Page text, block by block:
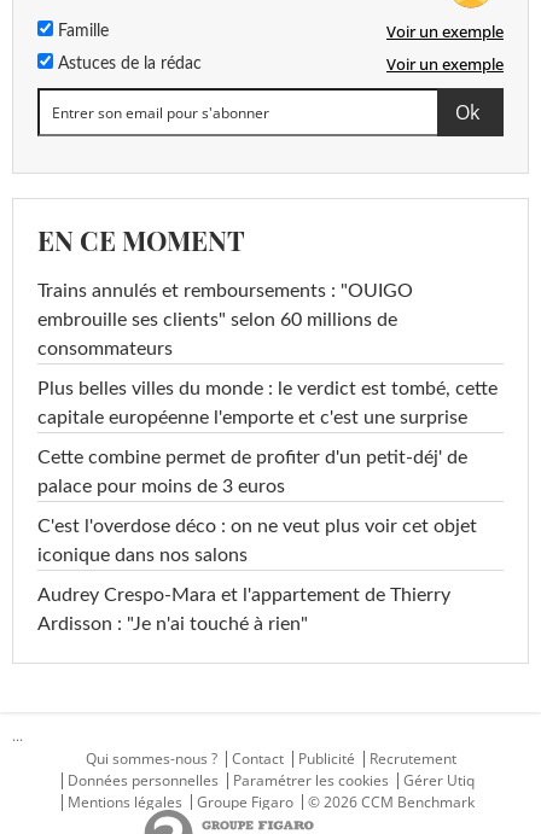
Famille Voir un exemple
Astuces de la rédac Voir un exemple
EN CE MOMENT
Trains annulés et remboursements : "OUIGO
embrouille ses clients" selon 60 millions de
consommateurs
Plus belles villes du monde : le verdict est tombé, cette
capitale européenne l'emporte et c'est une surprise
Cette combine permet de profiter d'un petit-déj' de
palace pour moins de 3 euros
C'est l'overdose déco : on ne veut plus voir cet objet
iconique dans nos salons
Audrey Crespo-Mara et l'appartement de Thierry
Ardisson : "Je n'ai touché à rien"
...
Qui sommes-nous ?
Contact Publicité
Recrutement
Données personnelles
Paramétrer les cookies
Gérer Utiq
Mentions légales
Groupe Figaro © 2026 CCM Benchmark